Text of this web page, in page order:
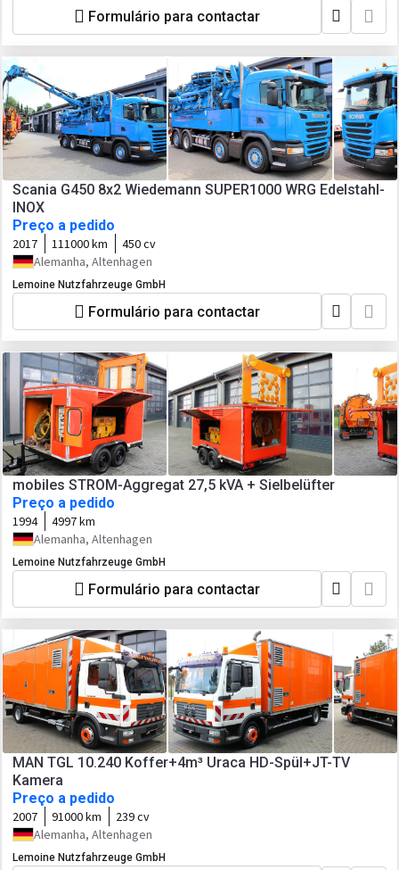
Formulário para contactar
Scania G450 8x2 Wiedemann SUPER1000 WRG Edelstahl-
INOX
Preço a pedido
2017 111000 km
450 cv
Alemanha, Altenhagen
Lemoine Nutzfahrzeuge GmbH
Formulário para contactar
mobiles STROM-Aggregat 27,5 kVA + Sielbelüfter
Preço a pedido
1994
4997 km
Alemanha, Altenhagen
Lemoine Nutzfahrzeuge GmbH
Formulário para contactar
MAN TGL 10.240 Koffer+4m³ Uraca HD-Spül+JT-TV
Kamera
Preço a pedido
2007 91000 km
239 cv
Alemanha, Altenhagen
Lemoine Nutzfahrzeuge GmbH